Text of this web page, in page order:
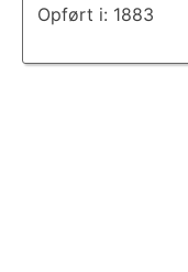
Opført i: 1883